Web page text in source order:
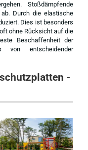
Stoßdämpfende
Durch die elastische
Dies ist besonders
ohne Rücksicht auf die
Beschaffenheit der
von entscheidender
-